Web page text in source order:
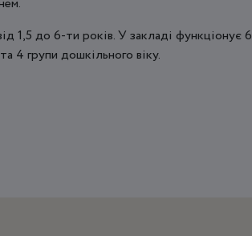
1,5 до 6-ти років. У закладі функціонує 6
4 групи дошкільного віку.